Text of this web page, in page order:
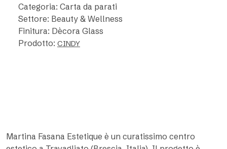
Categoria: Carta da parati
Settore: Beauty & Wellness
Finitura: Dècora Glass
Prodotto: CINDY
Martina Fasana Estetique è un curatissimo centro